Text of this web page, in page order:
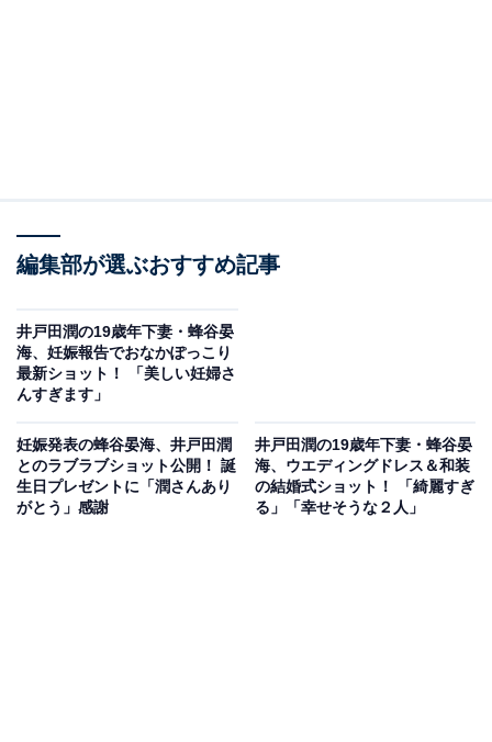
編集部が選ぶおすすめ記事
井戸田潤の19歳年下妻・蜂谷晏
海、妊娠報告でおなかぽっこり
最新ショット！ 「美しい妊婦さ
んすぎます」
妊娠発表の蜂谷晏海、井戸田潤
とのラブラブショット公開！ 誕
生日プレゼントに「潤さんあり
がとう」感謝
井戸田潤の19歳年下妻・蜂谷晏
海、ウエディングドレス＆和装
の結婚式ショット！ 「綺麗すぎ
る」「幸せそうな２人」